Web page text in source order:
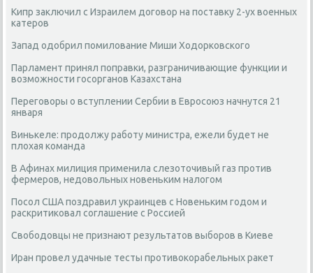
Кипр заключил с Израилем договор на поставку 2-ух военных
катеров
Запад одобрил помилование Миши Ходорковского
Парламент принял поправки, разграничивающие функции и
возможности госорганов Казахстана
Переговоры о вступлении Сербии в Евросоюз начнутся 21
января
Винькеле: продолжу работу министра, ежели будет не
плохая команда
В Афинах милиция применила слезоточивый газ против
фермеров, недовольных новеньким налогом
Посол США поздравил украинцев с Новеньким годом и
раскритиковал соглашение с Россией
Свободовцы не признают результатов выборов в Киеве
Иран провел удачные тесты противокорабельных ракет